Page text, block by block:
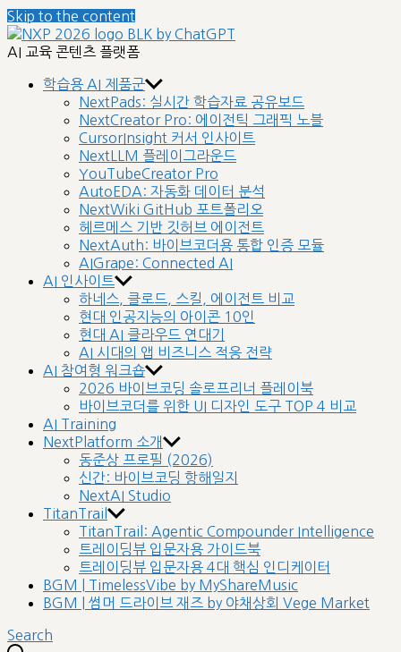
Skip to the content
AI 교육 콘텐츠 플랫폼
학습용 AI 제품군
NextPads: 실시간 학습자료 공유보드
NextCreator Pro: 에이전틱 그래픽 노블
CursorInsight 커서 인사이트
NextLLM 플레이그라운드
YouTubeCreator Pro
AutoEDA: 자동화 데이터 분석
NextWiki GitHub 포트폴리오
헤르메스 기반 깃허브 에이전트
NextAuth: 바이브코더용 통합 인증 모듈
AIGrape: Connected AI
AI 인사이트
하네스, 클로드, 스킬, 에이전트 비교
현대 인공지능의 아이콘 10인
현대 AI 클라우드 연대기
AI 시대의 앱 비즈니스 적응 전략
AI 참여형 워크숍
2026 바이브코딩 솔로프리너 플레이북
바이브코더를 위한 UI 디자인 도구 TOP 4 비교
AI Training
NextPlatform 소개
동준상 프로필 (2026)
신간: 바이브코딩 항해일지
NextAI Studio
TitanTrail
TitanTrail: Agentic Compounder Intelligence
트레이딩뷰 입문자용 가이드북
트레이딩뷰 입문자용 4대 핵심 인디케이터
BGM | TimelessVibe by MyShareMusic
BGM | 썸머 드라이브 재즈 by 야채상회 Vege Market
Search